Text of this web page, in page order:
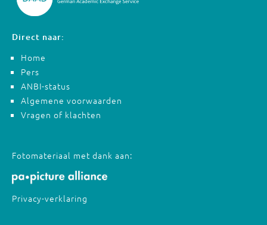
Direct naar:
Home
Pers
ANBI-status
Algemene voorwaarden
Vragen of klachten
Fotomateriaal met dank aan:
Privacy-verklaring